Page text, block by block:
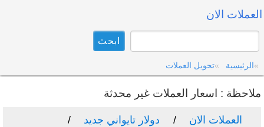
العملات الان
الرئيسية تحويل العملات
ملاحظة : اسعار العملات غير محدثة
العملات الان دولار تايواني جديد